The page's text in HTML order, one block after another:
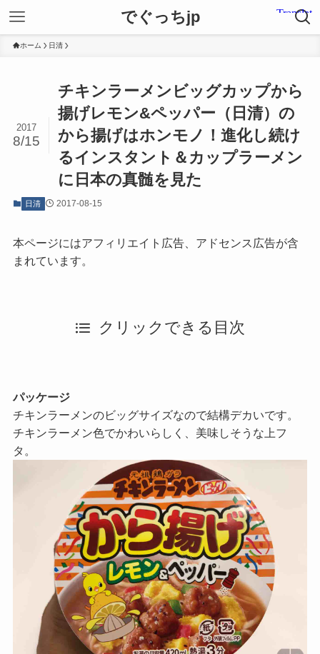
でぐっちjp
ホーム 日清
チキンラーメンビッグカップから
揚げレモン&ペッパー（日清）の
から揚げはホンモノ！進化し続け
るインスタント＆カップラーメン
に日本の真髄を見た
2017
8/15
日清 2017-08-15
本ページにはアフィリエイト広告、アドセンス広告が含
まれています。
クリックできる目次
パッケージ
チキンラーメンのビッグサイズなので結構デカいです。
チキンラーメン色でかわいらしく、美味しそうな上フ
タ。